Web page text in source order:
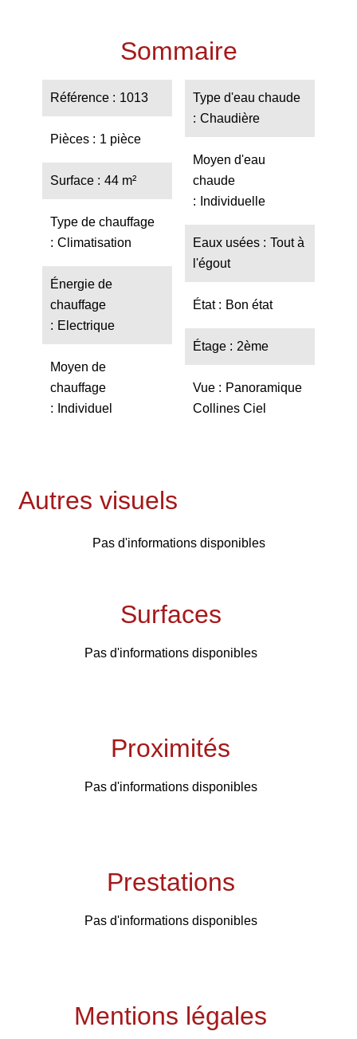
Sommaire
Référence 1013
Pièces 1 pièce
Surface 44 m²
Type de chauffage
Climatisation
Énergie de
chauffage
Electrique
Moyen de
chauffage
Individuel
Type d'eau chaude
Chaudière
Moyen d'eau
chaude
Individuelle
Eaux usées
Tout à
l'égout
État Bon état
Étage 2ème
Vue
Panoramique
Collines Ciel
Autres visuels
Pas d'informations disponibles
Surfaces
Pas d'informations disponibles
Proximités
Pas d'informations disponibles
Prestations
Pas d'informations disponibles
Mentions légales